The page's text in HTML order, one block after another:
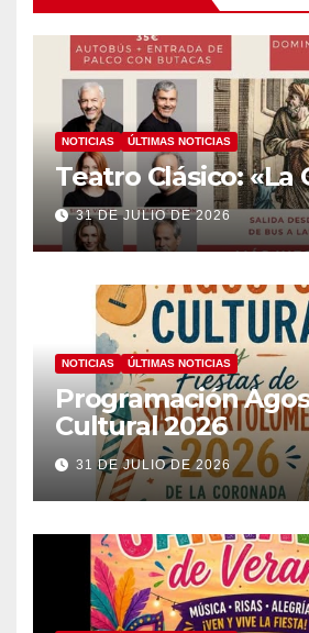
NOTICIAS ÚLTIMAS NOTICIAS
Teatro Clásico: «La
31 DE JULIO DE 2026
NOTICIAS ÚLTIMAS NOTICIAS
Programación
Cultural 2026
31 DE JULIO DE 2026